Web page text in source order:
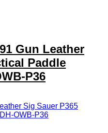
Gun Leather
Paddle
P36